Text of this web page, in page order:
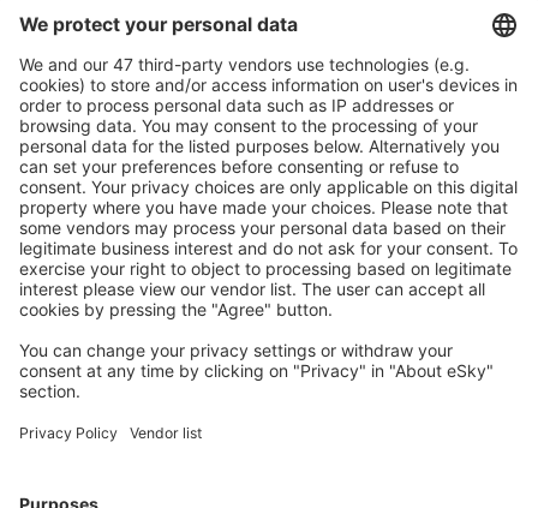
Economiseşte mai mult
Prețuri atractive și oferte speciale pentru utilizatorii
conectați.
Cazarea preferată
Alege din peste 1,3 mil. de opţiuni: hoteluri, cabane,
apartamente și altele.
Cele mai căutate cazări de către utilizatorii eSky
Cazare în Polonia - Orașe populare